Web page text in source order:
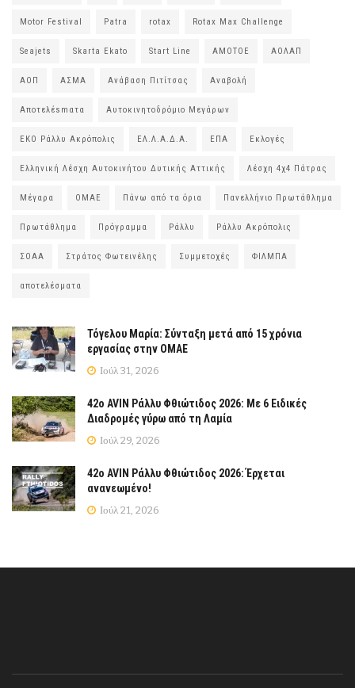
Motor Festival Patra rotax Rotax Max Challenge
Seajets Skarta Ekato Start Line ΑΜΟΤΟΕ ΑΟΛΑΠ
ΑΟΠ ΑΣΜΑ Ανάβαση Πιτίτσας Αναβολή
Αποτελέsmατα Αυτοκινητοδρόμιο Μεγάρων
ΕΚΟ Ράλλυ Ακρόπολις ΕΛ.Λ.Α.Δ.Α. ΕΠΑ Εκλογές
Ελληνική Λέσχη Αυτοκινήτου Δυτικής Αττικής Λέσχη 4χ4 Πάτρας
Μέγαρα ΟΜΑΕ Πάνω από τα όρια Πανελλήνιο Πρωτάθλημα
Πρωτάθλημα Πρόγραμμα Ράλλυ Ράλλυ Ακρόπολις
ΣΟΑΑ Στράτος Φωτεινέλης Συμμετοχές ΦΙΛΜΠΑ
αποτελέσματα
Τόγελου Μαρία: Σύνταξη μετά από 15 χρόνια
εργασίας στην ΟΜΑΕ
Ιούλ 31, 2026
42ο AVIN Ράλλυ Φθιώτιδος 2026: Με 6 Ειδικές
Διαδρομές γύρω από τη Λαμία
Ιούλ 29, 2026
42ο AVIN Ράλλυ Φθιώτιδος 2026: Έρχεται
ανανεωμένο!
Ιούλ 21, 2026